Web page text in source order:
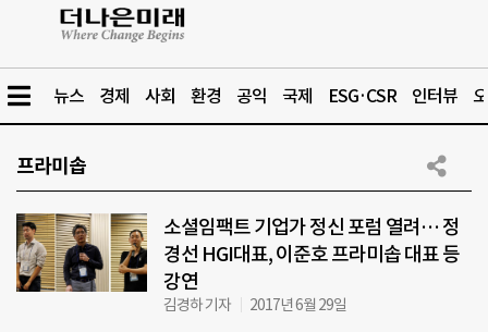
뉴스 경제 사회 환경 공익 국제 ESG·CSR 인터뷰
프라미솝
소셜임팩트 기업가 정신 포럼 열려… 정
경선 HGI대표, 이준호 프라미솝 대표 등
강연
김경하 기자 2017년 6월 29일